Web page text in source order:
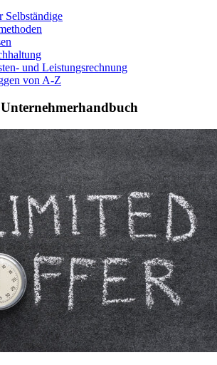
Selbständige
und Leistungsrechnung
von A-Z